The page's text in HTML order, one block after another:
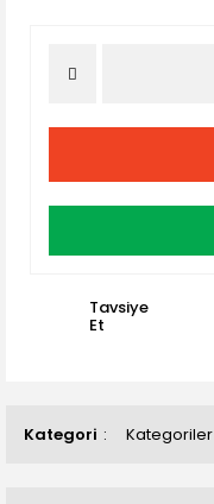
Kategori Kategoriler
Tavsiye
Et